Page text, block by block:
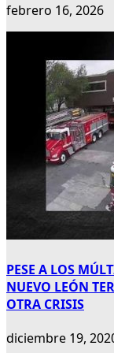
febrero 16, 2026
PESE A LOS
NUEVO LEÓN
OTRA CRISIS
diciembre 19,